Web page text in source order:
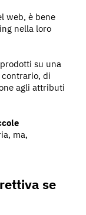
web, è bene
nella loro
su una
contrario, di
agli attributi
ma,
se